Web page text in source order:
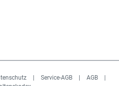
Service-AGB AGB